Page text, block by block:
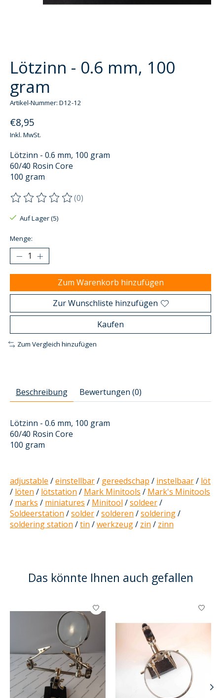
Lötzinn - 0.6 mm, 100
gram
Artikel-Nummer: D12-12
€8,95
Inkl. MwSt.
Lötzinn - 0.6 mm, 100 gram
60/40 Rosin Core
100 gram
Die Bewertung dieses Produkts ist
(0)
Auf Lager (5)
Menge:
Zum Warenkorb hinzufügen
Zur Wunschliste hinzufügen
Kaufen
Zum Vergleich hinzufügen
Beschreibung Bewertungen (0)
Lötzinn - 0.6 mm, 100 gram
60/40 Rosin Core
100 gram
adjustable /einstellbar/ gereedschap / instelbaar/ löt
/ löten / lötstation / Mark Minitools / Mark's Minitools
/ marks / miniatures / Minitool /soldeer/
Soldeerstation /solder/solderen /soldering/
soldering station /tin /werkzeug/ zin / zinn
Das könnte Ihnen auch gefallen
Produkt-Karussell-Artikel